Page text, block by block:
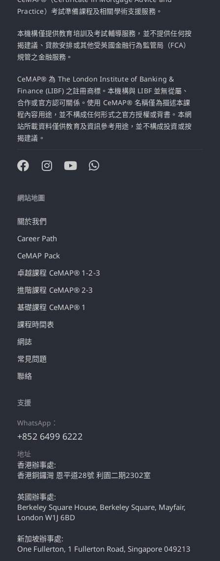
Practice）考試準備課程及相關學術支援服務。
本機構僅提供教育培訓及考試輔導服務，並不提供任何按
揭建議、貸款安排或其他受英國金融行為監管局（FCA）
規管之金融服務。
CeMAP® 為 The London Institute of Banking &
Finance (LIBF) 之註冊商標。本機構與 LIBF 並無從屬、
合作或官方認可關係。使用 CeMAP® 名稱僅為描述本課
程內容用途，並不構成任何形式之官方授權或背書。本網
站所載資料僅供教育及資訊參考用途，並不構成投資或按
揭建議。
網站地圖
關於我們
Career Path
CeMAP Pack
卓越課程 CeMAP® 1-2-3
進階課程 CeMAP® 2-3
基礎課程 CeMAP® 1
課程時間表
網誌
常見問題
聯絡
支援
WhatsApp：
+852 6499 6222
地址
香港辦事處:
香港銅鑼灣 恩平道28號 利園二期2302室
英國辦事處:
Berkeley Square House, Berkeley Square, Mayfair,
London W1J 6BD
新加坡辦事處:
One Fullerton, 1 Fullerton Road, Singapore 049213